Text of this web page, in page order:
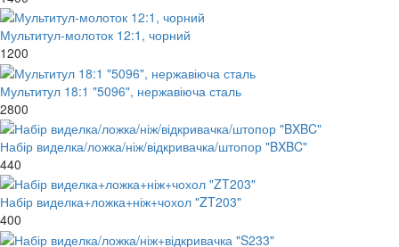
Мультитул-молоток 12:1, чорний
1200
Мультитул 18:1 "5096", нержавіюча сталь
2800
Набір виделка/ложка/ніж/відкривачка/штопор "BXBC"
440
Набір виделка+ложка+ніж+чохол "ZT203"
400